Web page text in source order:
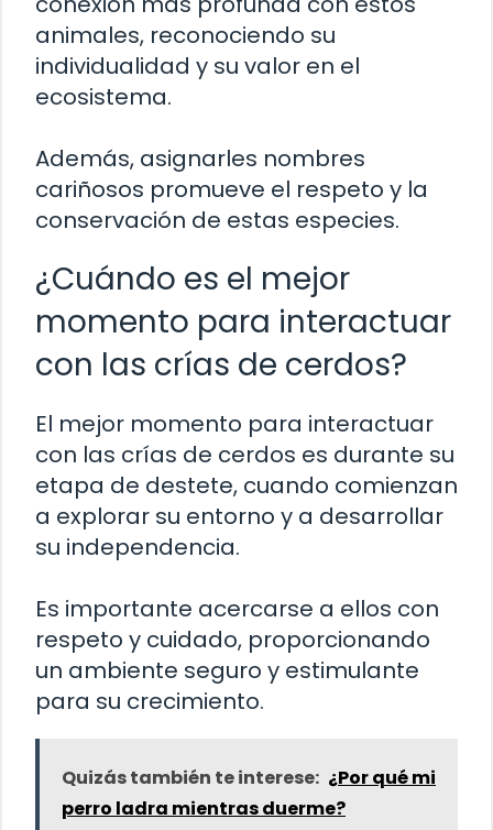
animales, reconociendo su
individualidad y su valor en el
ecosistema.
Además, asignarles nombres
cariñosos promueve el respeto y la
conservación de estas especies.
¿Cuándo es el mejor
momento para interactuar
con las crías de cerdos?
El mejor momento para interactuar
con las crías de cerdos es durante su
etapa de destete, cuando comienzan
a explorar su entorno y a desarrollar
su independencia.
Es importante acercarse a ellos con
respeto y cuidado, proporcionando
un ambiente seguro y estimulante
para su crecimiento.
Quizás también te interese: ¿Por qué mi
perro ladra mientras duerme?